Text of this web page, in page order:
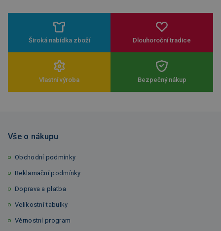
Široká nabídka zboží Dlouhoroční tradice
Vlastní výroba Bezpečný nákup
Vše o nákupu
Obchodní podmínky
Reklamační podmínky
Doprava a platba
Velikostní tabulky
Věrnostní program